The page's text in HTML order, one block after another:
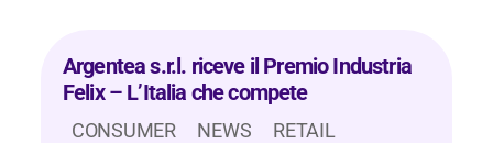
Argentea s.r.l. riceve il Premio Industria
Felix – L’Italia che compete
CONSUMER NEWS RETAIL